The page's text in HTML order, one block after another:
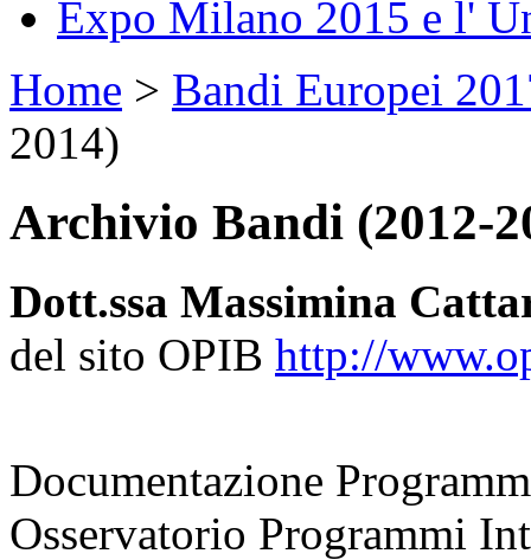
Expo Milano 2015 e l'
Home > Bandi Europei
2014)
Archivio Bandi (2012-
Dott.ssa Massimina
del sito OPIB http://
Documentazione
Osservatorio Programmi